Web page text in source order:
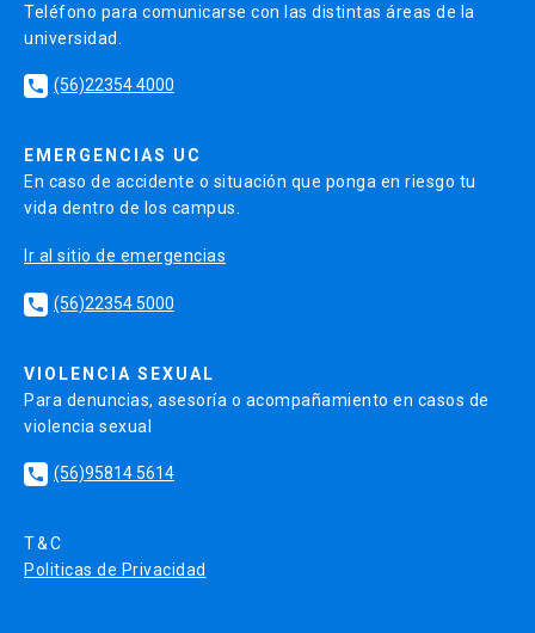
Teléfono para comunicarse con las distintas áreas de la
universidad.
local_phone (56)22354 4000
EMERGENCIAS UC
En caso de accidente o situación que ponga en riesgo tu
vida dentro de los campus.
Ir al sitio de emergencias
local_phone (56)22354 5000
VIOLENCIA SEXUAL
Para denuncias, asesoría o acompañamiento en casos de
violencia sexual
local_phone (56)95814 5614
T&C
Politicas de Privacidad